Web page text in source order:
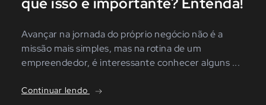
Avançar na jornada do próprio negócio não é a
missão mais simples, mas na rotina de um
empreendedor, é interessante conhecer alguns ...
Continuar lendo